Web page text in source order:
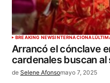
BREAKING NEWSINTERNACIONAL
Arrancó el cónclave
cardenales buscan
de Selene Afonsomayo 7, 2025